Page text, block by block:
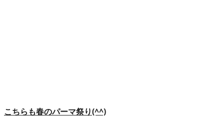
こちらも春のパーマ祭り(^^)